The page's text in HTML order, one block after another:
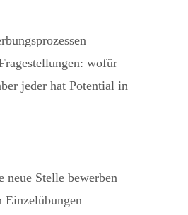
wofür
jeder hat Potential in
Stelle bewerben
Einzelübungen